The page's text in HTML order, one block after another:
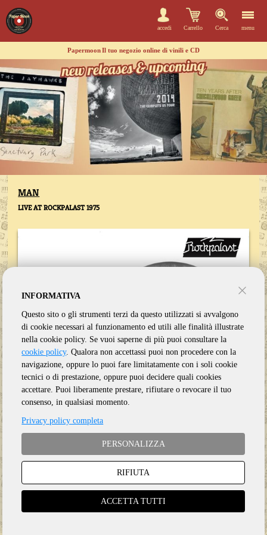
accedi Carrello Cerca menu
PapermoonIl tuo negozio online di vinili e CD
MAN
LIVE AT ROCKPALAST 1975
Anno:2025
INFORMATIVA
Questo sito o gli strumenti terzi da questo utilizzati si avvalgono
di cookie necessari al funzionamento ed utili alle finalità illustrate
nella cookie policy. Se vuoi saperne di più puoi consultare la
cookie policy. Qualora non accettassi puoi non procedere con la
navigazione, oppure lo puoi fare limitatamente con i soli cookie
tecnici o di prestazione, oppure puoi decidere quali cookies
accettare. Puoi liberamente prestare, rifiutare o revocare il tuo
consenso, in qualsiasi momento.
Privacy policy completa
PERSONALIZZA
RIFIUTA
ACCETTA TUTTI